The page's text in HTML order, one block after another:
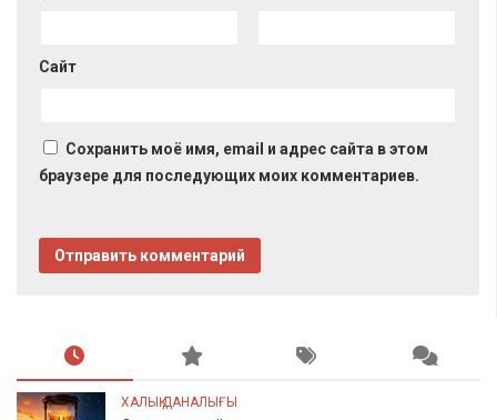
Сайт
Сохранить моё имя, email и адрес сайта в этом
браузере для последующих моих комментариев.
ХАЛЫҚ ДАНАЛЫҒЫ